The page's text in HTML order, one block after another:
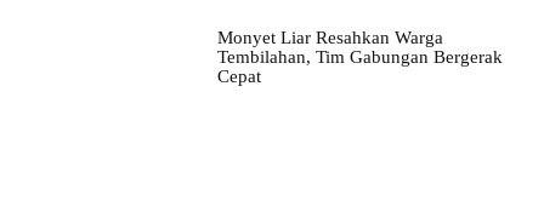
Monyet Liar Resahkan Warga
Tembilahan, Tim Gabungan Bergerak
Cepat